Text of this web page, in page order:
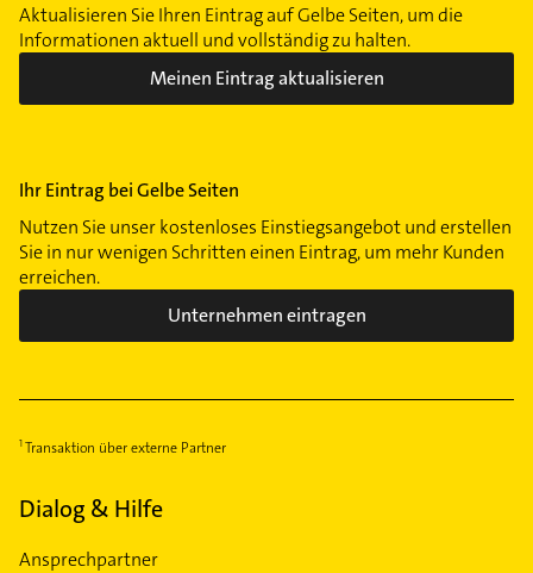
Aktualisieren Sie Ihren Eintrag auf Gelbe Seiten, um die
Informationen aktuell und vollständig zu halten.
Meinen Eintrag aktualisieren
Ihr Eintrag bei Gelbe Seiten
Nutzen Sie unser kostenloses Einstiegsangebot und erstellen
Sie in nur wenigen Schritten einen Eintrag, um mehr Kunden
erreichen.
Unternehmen eintragen
Transaktion über externe Partner
Dialog & Hilfe
Ansprechpartner